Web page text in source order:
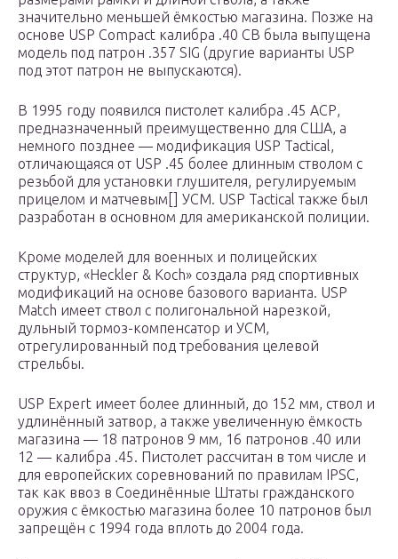
значительно меньшей ёмкостью магазина. Позже на
основе USP Compact калибра .40 СВ была выпущена
модель под патрон .357 SIG (другие варианты USP
под этот патрон не выпускаются).
В 1995 году появился пистолет калибра .45 АСР,
предназначенный преимущественно для США, а
немного позднее — модификация USP Tactical,
отличающаяся от USP .45 более длинным стволом с
резьбой для установки глушителя, регулируемым
прицелом и матчевым[] УСМ. USP Tactical также был
разработан в основном для американской полиции.
Кроме моделей для военных и полицейских
структур, «Heckler & Koch» создала ряд спортивных
модификаций на основе базового варианта. USP
Match имеет ствол с полигональной нарезкой,
дульный тормоз-компенсатор и УСМ,
отрегулированный под требования целевой
стрельбы.
USP Expert имеет более длинный, до 152 мм, ствол и
удлинённый затвор, а также увеличенную ёмкость
магазина — 18 патронов 9 мм, 16 патронов .40 или
12 — калибра .45. Пистолет рассчитан в том числе и
для европейских соревнований по правилам IPSC,
так как ввоз в Соединённые Штаты гражданского
оружия с ёмкостью магазина более 10 патронов был
запрещён с 1994 года вплоть до 2004 года.